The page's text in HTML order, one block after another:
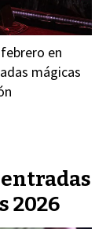
en
mágicas
entradas
2026